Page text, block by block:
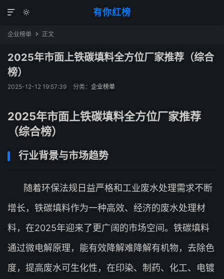
有你红榜


企业榜单  正文
2025年市面上铁碳填料全方位厂家推荐（综合
榜）
2025-12-12 19:57:39 分类： 企业榜单
2025年市面上铁碳填料全方位厂家推荐
（综合榜）
行业背景与市场趋势
随着环保法规日益严格和工业废水处理需求不断
增长，铁碳填料作为一种高效、经济的废水处理材
料，在2025年迎来了更广阔的市场空间。铁碳填料
通过微电解原理，能有效降解难降解有机物，去除色
度，提高废水可生化性，在印染、制药、化工、电镀